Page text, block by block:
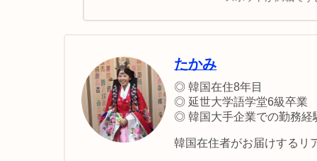
たかみ
◎ 韓国在住8年目
◎ 延世大学語学堂6級卒業
◎ 韓国大手企業での勤務経
韓国在住者がお届けするリ